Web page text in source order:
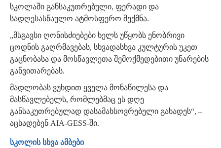
სკოლაში განსაკუთრებული, ფერადი და
სადღესასწაულო ატმოსფერო შექმნა.
„მსგავსი ღონისძიებები ხელს უწყობს ენობრივი
ცოდნის გაღრმავებას, სხვადასხვა კულტურის უკეთ
გაცნობასა და მოსწავლეთა შემოქმედებითი უნარების
განვითარებას.
მადლობას ვუხდით ყველა მონაწილესა და
მასწავლებელს, რომლებმაც ეს დღე
განსაკუთრებულად დასამახსოვრებელი გახადეს“, –
აცხადებენ AIA-GESS-ში.
სკოლის სხვა ამბები